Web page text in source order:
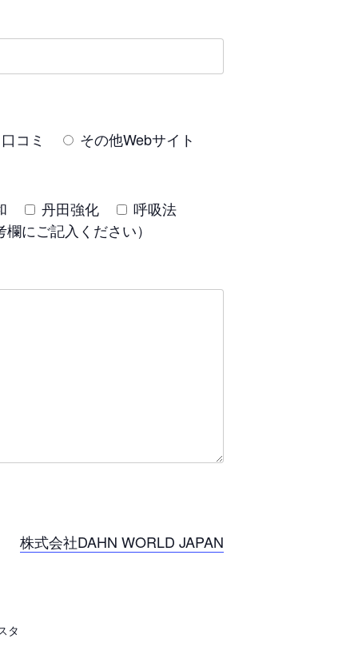
口コミ
その他Webサイト
丹田強化
呼吸法
にご記入ください）
株式会社DAHN WORLD JAPAN
タ